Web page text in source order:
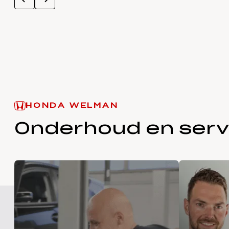
HONDA WELMAN
Onderhoud en